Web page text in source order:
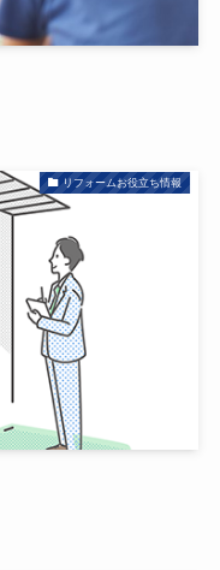
リフォームお役立ち情報